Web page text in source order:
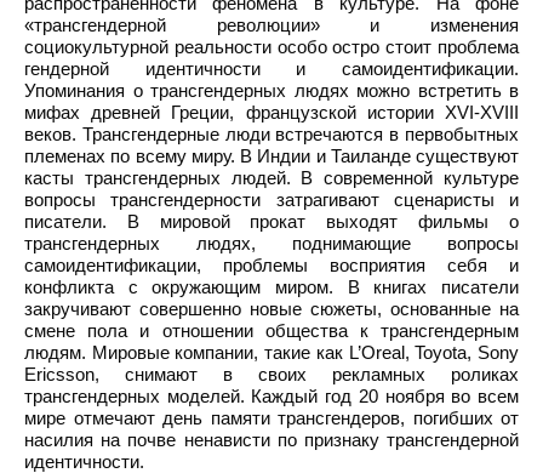
«трансгендерной революции» и изменения
социокультурной реальности особо остро стоит проблема
гендерной идентичности и самоидентификации.
Упоминания о трансгендерных людях можно встретить в
мифах древней Греции, французской истории XVI-XVIII
веков. Трансгендерные люди встречаются в первобытных
племенах по всему миру. В Индии и Таиланде существуют
касты трансгендерных людей. В современной культуре
вопросы трансгендерности затрагивают сценаристы и
писатели. В мировой прокат выходят фильмы о
трансгендерных людях, поднимающие вопросы
самоидентификации, проблемы восприятия себя и
конфликта с окружающим миром. В книгах писатели
закручивают совершенно новые сюжеты, основанные на
смене пола и отношении общества к трансгендерным
людям. Мировые компании, такие как L’Oreal, Toyota, Sony
Ericsson, снимают в своих рекламных роликах
трансгендерных моделей. Каждый год 20 ноября во всем
мире отмечают день памяти трансгендеров, погибших от
насилия на почве ненависти по признаку трансгендерной
идентичности.